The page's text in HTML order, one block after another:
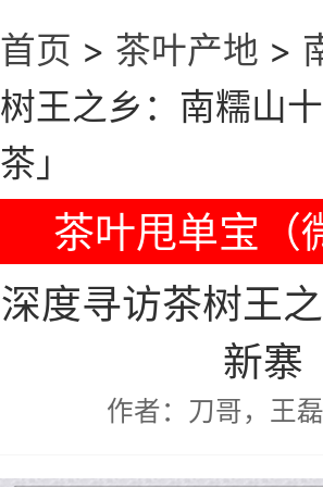
首页 > 茶叶产地 >
树王之乡：南糯山
茶」
茶叶甩单宝（
深度寻访茶树王
新寨
作者：刀哥，王